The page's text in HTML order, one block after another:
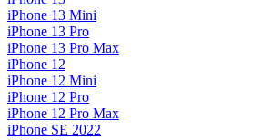
iPhone 13 Mini
iPhone 13 Pro
iPhone 13 Pro Max
iPhone 12
iPhone 12 Mini
iPhone 12 Pro
iPhone 12 Pro Max
iPhone SE 2022